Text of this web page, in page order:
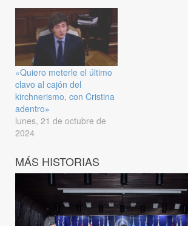
«Quiero meterle el último
clavo al cajón del
kirchnerismo, con Cristina
adentro»
lunes, 21 de octubre de
2024
MÁS HISTORIAS